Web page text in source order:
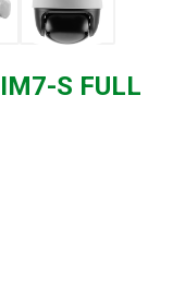
S FULL